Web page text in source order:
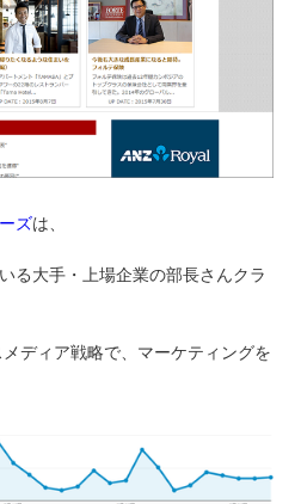
ズは、
る大手・上場企業の部長さんクラ
ディア戦略で、マーケティングを